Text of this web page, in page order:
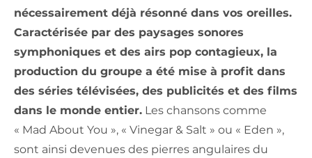
nécessairement déjà résonné dans vos oreilles.
Caractérisée par des paysages sonores
symphoniques et des airs pop contagieux, la
production du groupe a été mise à profit dans
des séries télévisées, des publicités et des films
dans le monde entier. Les chansons comme
« Mad About You », « Vinegar & Salt » ou « Eden »,
sont ainsi devenues des pierres angulaires du